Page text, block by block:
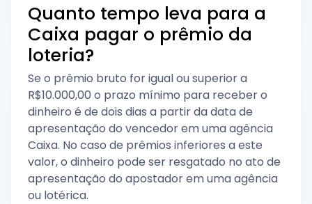
Quanto tempo leva para a
Caixa pagar o prêmio da
loteria?
Se o prêmio bruto for igual ou superior a
R$10.000,00 o prazo mínimo para receber o
dinheiro é de dois dias a partir da data de
apresentação do vencedor em uma agência
Caixa. No caso de prêmios inferiores a este
valor, o dinheiro pode ser resgatado no ato de
apresentação do apostador em uma agência
ou lotérica.